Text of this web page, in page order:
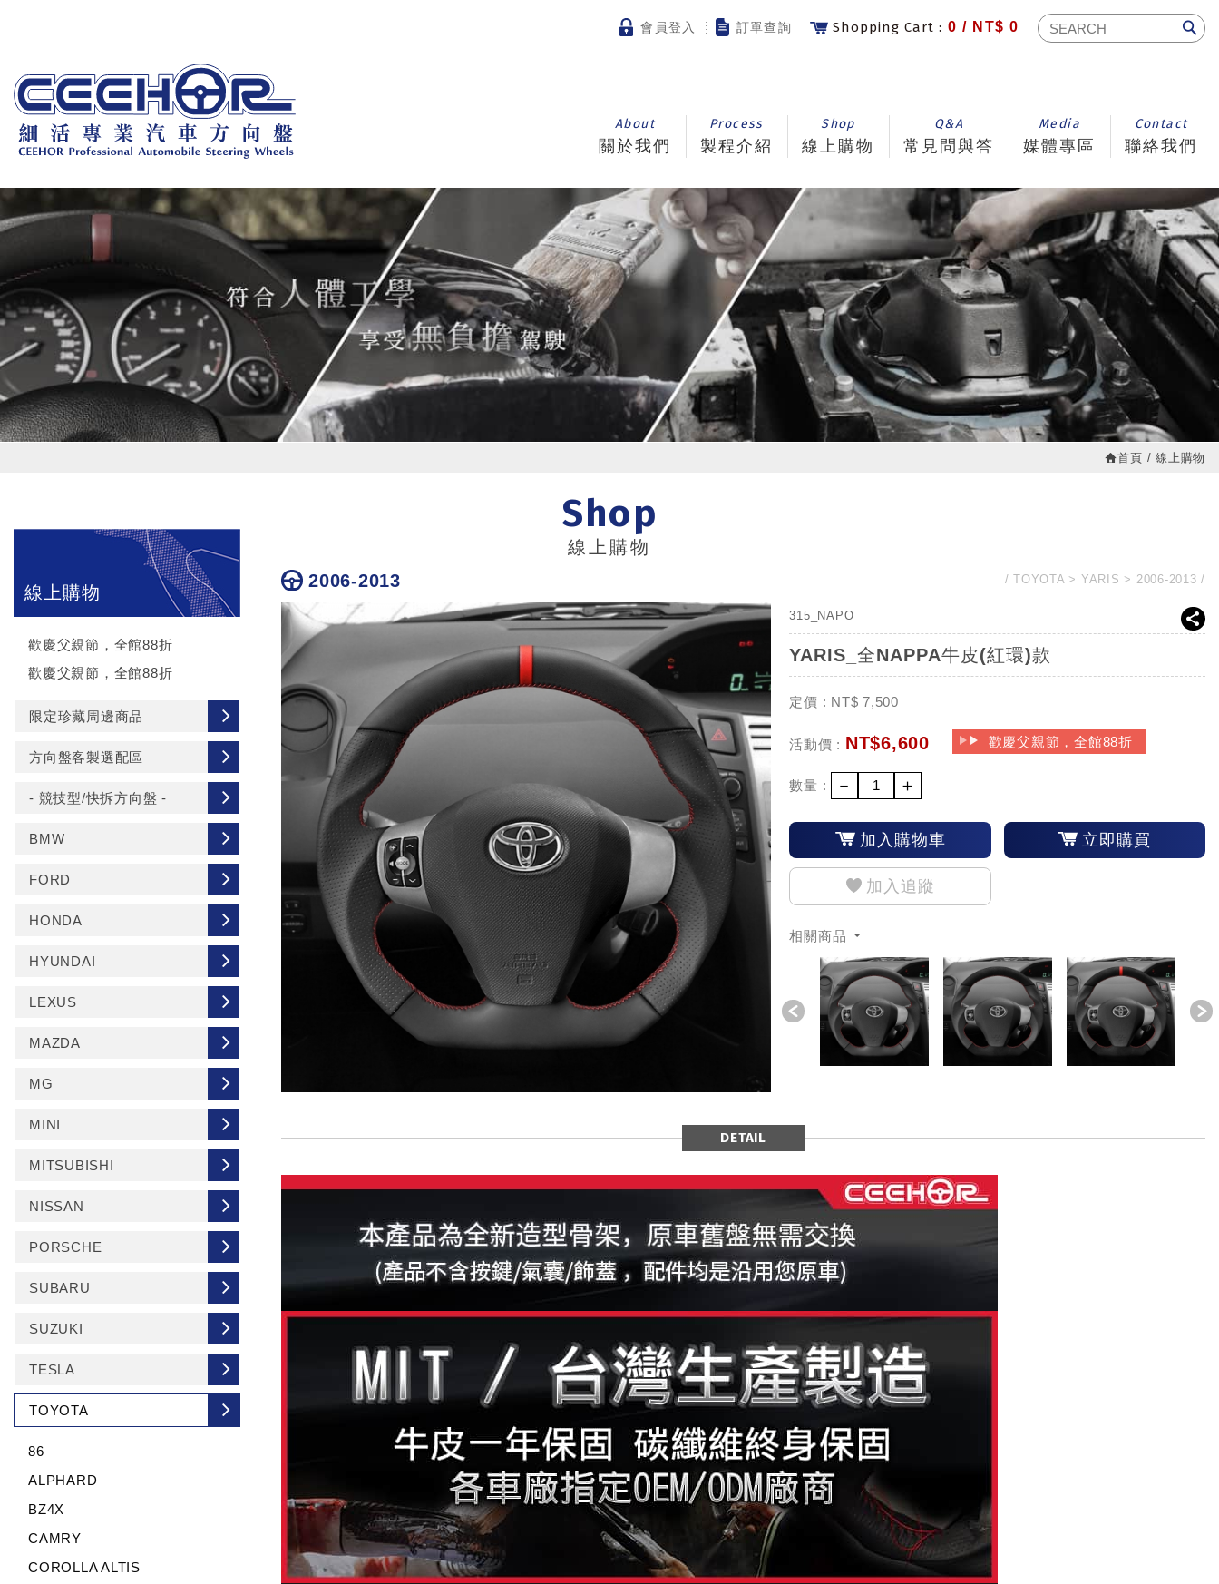
會員登入 訂單查詢 Shopping Cart : 0 / NT$ 0
About
關於我們
Process
製程介紹
Shop
線上購物
Q&A
常見問與答
Media
媒體專區
Contact
聯絡我們
首頁 線上購物
Shop
線上購物
線上購物
歡慶父親節，全館88折
歡慶父親節，全館88折
限定珍藏周邊商品
方向盤客製選配區
- 競技型/快拆方向盤 -
BMW
FORD
HONDA
HYUNDAI
LEXUS
MAZDA
MG
MINI
MITSUBISHI
NISSAN
PORSCHE
SUBARU
SUZUKI
TESLA
TOYOTA
86
ALPHARD
BZ4X
CAMRY
COROLLA ALTIS
TOYOTA YARIS 2006-2013
2006-2013
315_NAPO
YARIS_全NAPPA牛皮(紅環)款
定價 : NT$ 7,500
活動價 : NT$6,600 歡慶父親節，全館88折
數量 : － ＋
加入購物車 立即購買
加入追蹤
相關商品
Previous
DETAIL